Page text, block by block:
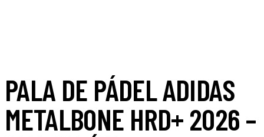
PALA DE PÁDEL ADIDAS
METALBONE HRD+ 2026 –